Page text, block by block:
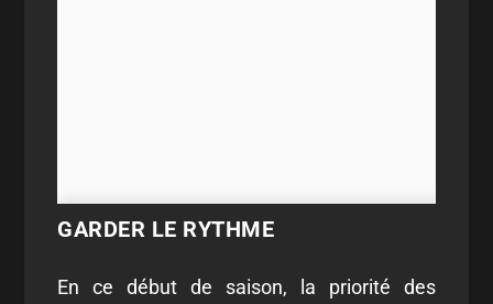
GARDER LE RYTHME
En ce début de saison, la priorité des